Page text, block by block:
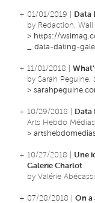
+ 01/01/2019 |
Data
by Redaction,
> https://
data-dating-
+ 11/01/2018 |
by Sarah Peguine,
>
+ 10/29/2018 |
Data
Arts Hebdo Médias
>
+ 10/27/2018 | Une
Galerie Charlot
by Valérie
+ 07/28/2018 | On a